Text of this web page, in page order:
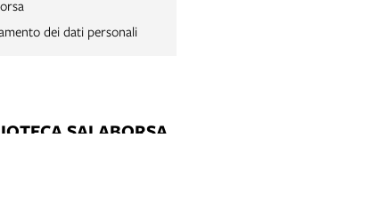
dei dati personali
SALABORSA